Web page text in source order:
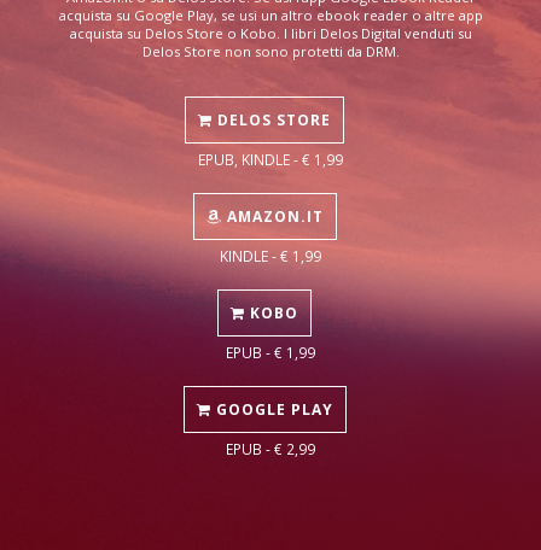
acquista su Google Play, se usi un altro ebook reader o altre app
acquista su Delos Store o Kobo. I libri Delos Digital venduti su
Delos Store non sono protetti da DRM.
DELOS STORE
EPUB, KINDLE - € 1,99
AMAZON.IT
KINDLE - € 1,99
KOBO
EPUB - € 1,99
GOOGLE PLAY
EPUB - € 2,99